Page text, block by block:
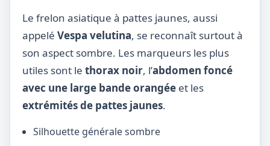
Le frelon asiatique à pattes jaunes, aussi
appelé Vespa velutina, se reconnaît surtout à
son aspect sombre. Les marqueurs les plus
utiles sont le thorax noir, l’abdomen foncé
avec une large bande orangée et les
extrémités de pattes jaunes.
Silhouette générale sombre